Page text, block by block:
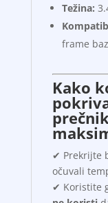
Težina:
frame
Kako
✔ Prekrijte
očuvali
✔ Koristite